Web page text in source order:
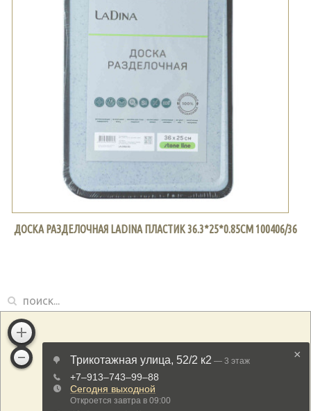
ДОСКА РАЗДЕЛОЧНАЯ LADINA ПЛАСТИК 36.3*25*0.85СМ 100406/36